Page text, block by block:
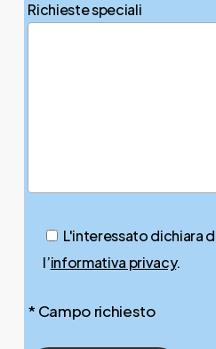
Richieste speciali
L'interessato dichiara
l’informativa privacy.
* Campo richiesto